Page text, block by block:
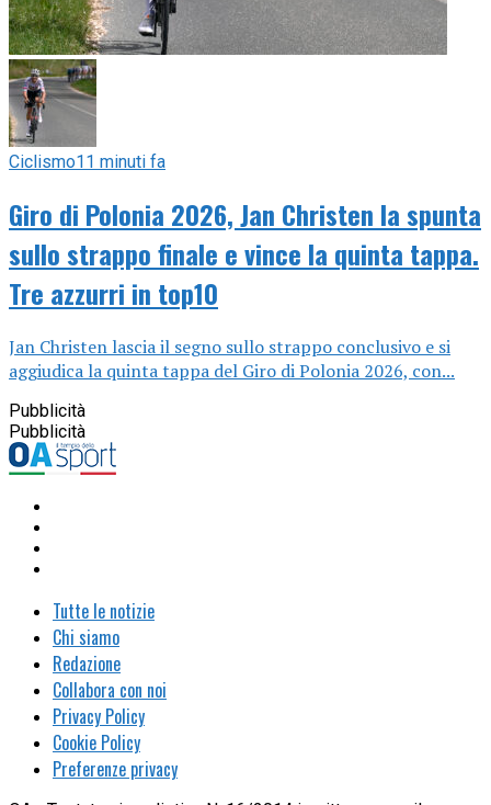
Ciclismo11 minuti fa
Giro di Polonia 2026, Jan Christen la spunta
sullo strappo finale e vince la quinta tappa.
Tre azzurri in top10
Jan Christen lascia il segno sullo strappo conclusivo e si
aggiudica la quinta tappa del Giro di Polonia 2026, con...
Pubblicità
Pubblicità
Tutte le notizie
Chi siamo
Redazione
Collabora con noi
Privacy Policy
Cookie Policy
Preferenze privacy